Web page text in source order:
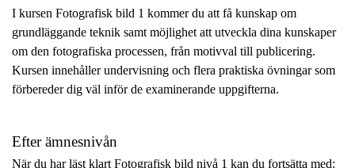
I kursen Fotografisk bild 1 kommer du att få kunskap om
grundläggande teknik samt möjlighet att utveckla dina kunskaper
om den fotografiska processen, från motivval till publicering.
Kursen innehåller undervisning och flera praktiska övningar som
förbereder dig väl inför de examinerande uppgifterna.
Efter ämnesnivån
När du har läst klart Fotografisk bild nivå 1 kan du fortsätta med: